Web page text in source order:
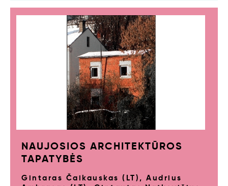
NAUJOSIOS ARCHITEKTŪROS
TAPATYBĖS
Gintaras Čaikauskas (LT), Audrius